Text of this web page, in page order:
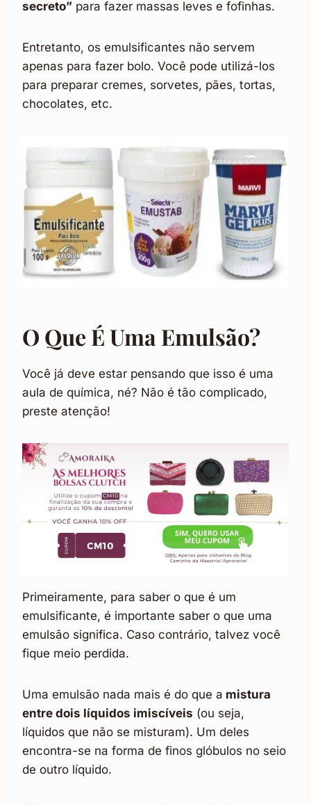
secreto” para fazer massas leves e fofinhas.
Entretanto, os emulsificantes não servem
apenas para fazer bolo. Você pode utilizá-los
para preparar cremes, sorvetes, pães, tortas,
chocolates, etc.
O Que É Uma Emulsão?
Você já deve estar pensando que isso é uma
aula de química, né? Não é tão complicado,
preste atenção!
Primeiramente, para saber o que é um
emulsificante, é importante saber o que uma
emulsão significa. Caso contrário, talvez você
fique meio perdida.
Uma emulsão nada mais é do que a mistura
entre dois líquidos imiscíveis (ou seja,
líquidos que não se misturam). Um deles
encontra-se na forma de finos glóbulos no seio
de outro líquido.